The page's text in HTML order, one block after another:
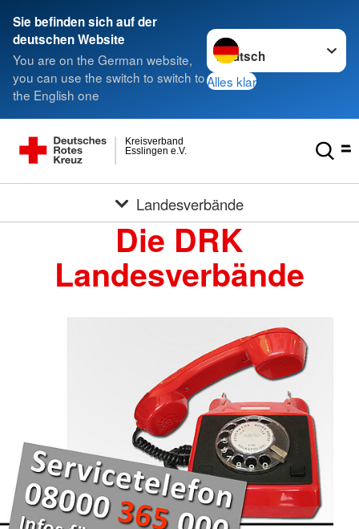
Sie befinden sich auf der
deutschen Website
You are on the German website,
you can use the switch to switch to
the English one
Sprache wechseln zu
Alles klar
Esslingen e.V.
Kreisverband
Landesverbände
Die DRK
Landesverbände